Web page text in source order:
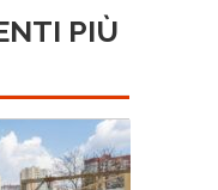
PIÙ